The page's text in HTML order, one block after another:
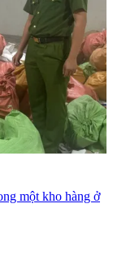
một kho hàng ở